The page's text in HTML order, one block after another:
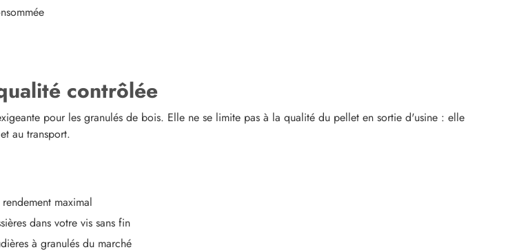
contrôlée
pour les granulés de bois. Elle ne se limite pas à la qualité du pellet en sortie d'usine : elle
au transport.
maximal
dans votre vis sans fin
à granulés du marché